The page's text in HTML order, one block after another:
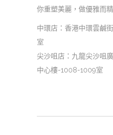
你重塑美麗，做優雅而
中環店：香港中環雲鹹
室
尖沙咀店：九龍尖沙咀
中心樓-1008-1009室